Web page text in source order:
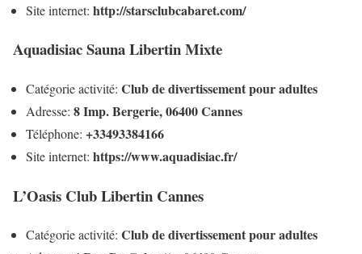
Site internet: http://starsclubcabaret.com/
Aquadisiac Sauna Libertin Mixte
Catégorie activité: Club de divertissement pour adultes
Adresse: 8 Imp. Bergerie, 06400 Cannes
Téléphone: +33493384166
Site internet: https://www.aquadisiac.fr/
L’Oasis Club Libertin Cannes
Catégorie activité: Club de divertissement pour adultes